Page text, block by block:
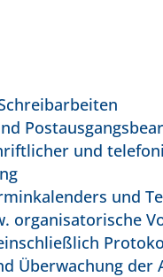
und
und
organisatorische
Überwachung der